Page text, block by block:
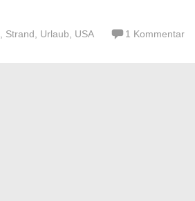
Strand Urlaub USA 1 Kommentar